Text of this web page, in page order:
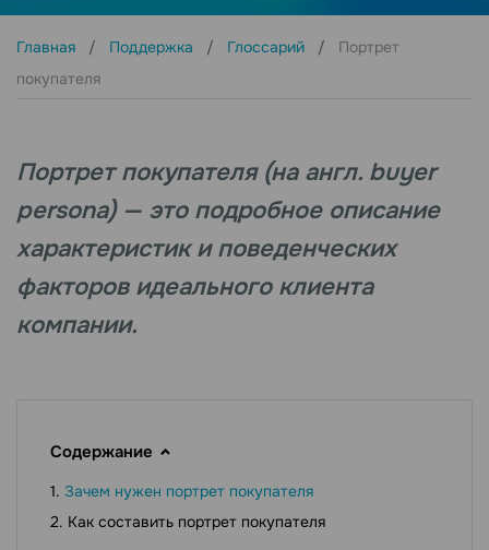
Главная Поддержка Глоссарий
Портрет
покупателя
Портрет покупателя (на англ. buyer
persona) — это подробное описание
характеристик и поведенческих
факторов идеального клиента
компании.
Содержание
Зачем нужен портрет покупателя
Как составить портрет покупателя